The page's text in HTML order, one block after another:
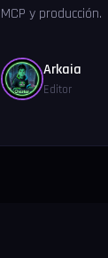
MCP y producción.
Arkaia
Editor